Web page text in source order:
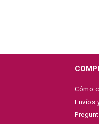
Cómo
Envíos